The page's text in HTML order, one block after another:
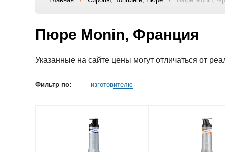
Пюре Monin, Франция
Указанные на сайте цены могут отличаться от
Фильтр по: изготовителю